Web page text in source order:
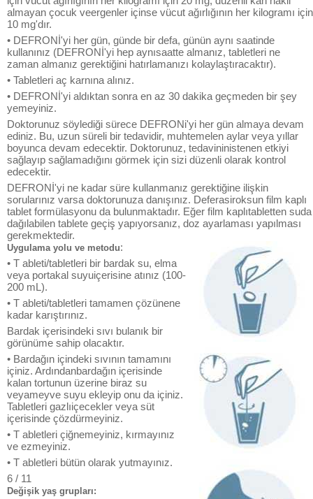
almayan çocuk veergenler içinse vücut ağırlığının her kilogramı için
10 mg'dır.
• DEFRONİ'yi her gün, günde bir defa, günün aynı saatinde
kullanınız (DEFRONİ'yi hep aynısaatte almanız, tabletleri ne
zaman almanız gerektiğini hatırlamanızı kolaylaştıracaktır).
• Tabletleri aç karnına alınız.
• DEFRONİ'yi aldıktan sonra en az 30 dakika geçmeden bir şey
yemeyiniz.
Doktorunuz söylediği sürece DEFRONi'yi her gün almaya devam
ediniz. Bu, uzun süreli bir tedavidir, muhtemelen aylar veya yıllar
boyunca devam edecektir. Doktorunuz, tedavininistenen etkiyi
sağlayıp sağlamadığını görmek için sizi düzenli olarak kontrol
edecektir.
DEFRONİ'yi ne kadar süre kullanmanız gerektiğine ilişkin
sorularınız varsa doktorunuza danışınız. Deferasiroksun film kaplı
tablet formülasyonu da bulunmaktadır. Eğer film kaplıtabletten suda
dağılabilen tablete geçiş yapıyorsanız, doz ayarlaması yapılması
gerekmektedir.
Uygulama yolu ve metodu:
• T ableti/tabletleri bir bardak su, elma
veya portakal suyuiçerisine atınız (100-
200 mL).
• T ableti/tabletleri tamamen çözünene
kadar karıştırınız.
Bardak içerisindeki sıvı bulanık bir
görünüme sahip olacaktır.
• Bardağın içindeki sıvının tamamını
içiniz. Ardındanbardağın içerisinde
kalan tortunun üzerine biraz su
veyameyve suyu ekleyip onu da içiniz.
Tabletleri gazlıiçecekler veya süt
içerisinde çözdürmeyiniz.
• T abletleri çiğnemeyiniz, kırmayınız
ve ezmeyiniz.
• T abletleri bütün olarak yutmayınız.
6 / 11
Değişik yaş grupları: